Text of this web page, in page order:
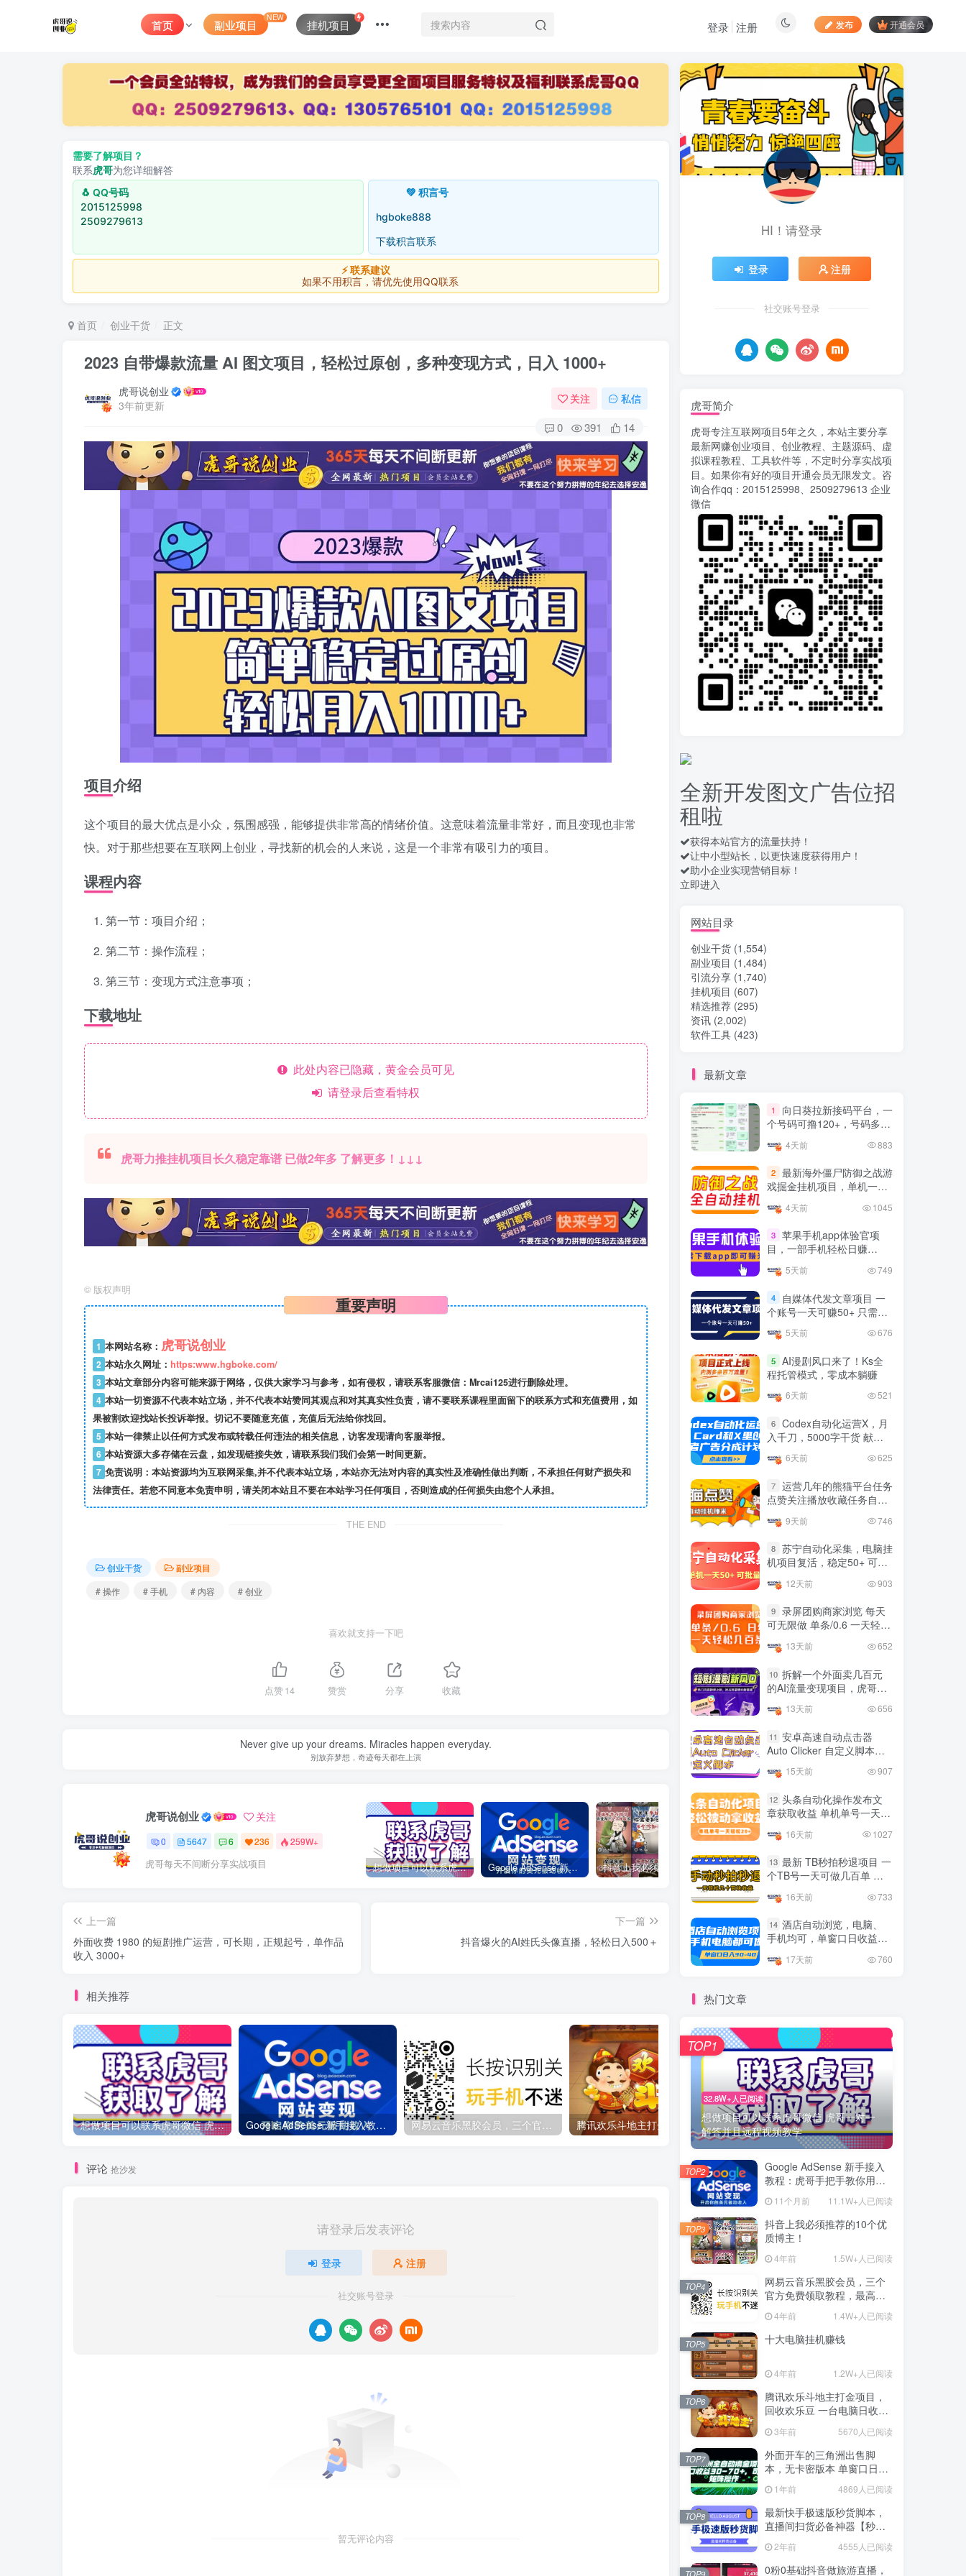
首页 副业项目
NEW
挂机项目 发布 开通会员
登录 注册
需要了解项目？
联系虎哥为您详细解答
🐧 QQ号码
2015125998
2509279613
💚 积言号
hgboke888
下载积言联系
⚡ 联系建议
如果不用积言，请优先使用QQ联系
首页 创业干货 正文
2023 自带爆款流量 AI 图文项目，轻松过原创，多种变现方式，日入 1000+
虎哥说创业
3年前更新
关注 私信
0 391 14
项目介绍
这个项目的最大优点是小众，氛围感强，能够提供非常高的情绪价值。这意味着流量非常好，而且变现也非常
快。对于那些想要在互联网上创业，寻找新的机会的人来说，这是一个非常有吸引力的项目。
课程内容
第一节：项目介绍；
第二节：操作流程；
第三节：变现方式注意事项；
下载地址
此处内容已隐藏，黄金会员可见
请登录后查看特权
虎哥力推挂机项目长久稳定靠谱 已做2年多 了解更多！↓↓↓
© 版权声明
重要声明
1 本网站名称： 虎哥说创业
2 本站永久网址： https:www.hgboke.com/
3 本站文章部分内容可能来源于网络，仅供大家学习与参考，如有侵权，请联系客服微信：Mrcai125进行删除处理。
4 本站一切资源不代表本站立场，并不代表本站赞同其观点和对其真实性负责，请不要联系课程里面留下的联系方式和充值费用，如
果被割欢迎找站长投诉举报。切记不要随意充值，充值后无法给你找回。
5 本站一律禁止以任何方式发布或转载任何违法的相关信息，访客发现请向客服举报。
6 本站资源大多存储在云盘，如发现链接失效，请联系我们我们会第一时间更新。
7 免责说明：本站资源均为互联网采集,并不代表本站立场，本站亦无法对内容的真实性及准确性做出判断，不承担任何财产损失和
法律责任。若您不同意本免责申明，请关闭本站且不要在本站学习任何项目，否则造成的任何损失由您个人承担。
THE END
创业干货
副业项目
# 操作
# 手机 # 内容 # 创业
喜欢就支持一下吧
点赞14 赞赏 分享 收藏
Never give up your dreams. Miracles happen everyday.
别放弃梦想，奇迹每天都在上演
虎哥说创业 关注
0 5647 6 236 259W+
虎哥每天不间断分享实战项目 想做项目可以联系虎哥微信 虎哥一对一解答并且远程视频教学 Google AdSense 新手接入教程：虎哥手把手教你用网站赚取美元收入 抖音上我必须推荐的10个优质博主！ 网易云音乐黑胶会员，三个官方免费领取教程，最高可领1年 十大电脑挂机赚钱
上一篇
外面收费 1980 的短剧推广运营，可长期，正规起号，单作品
收入 3000+
下一篇
抖音爆火的AI姓氏头像直播，轻松日入500＋
相关推荐
想做项目可以联系虎哥微信 虎哥一对一解答并且远程视频教学 Google AdSense 新手接入教程：虎哥手把手教你用网站赚取美元收入 腾讯欢乐斗地主打金项目，回收欢乐豆 一台电脑日收益500+
评论 抢沙发
请登录后发表评论
登录 注册
社交账号登录
暂无评论内容
最新文章
1 向日葵拉新接码平台，一
个号码可撸120+，号码多的
翻倍
4天前 883
2 最新海外僵尸防御之战游
戏掘金挂机项目，单机一天
150+
4天前
苹果手机app体验官项
50+的项目 只需动动手指下
载安装app即可获取高额收
个账号一天可赚50+ 只需动
5
AI漫剧风口来了！Ks全
入千刀，5000字干货 献给
喜欢出海的朋友
6天前 625
7
运营几年的熊猫平台任务
点赞关注播放收藏任务自动
量
746
8
苏宁自动化采集，电脑挂
机项目复活，稳定50+ 可批
量
12天前 903
9 录屏团购商家浏览 每天
可无限做 单条/0.6 一天轻松
几百条 每天日结 多做多得
13天前 652
10
拆解一个外面卖几百元
的AI流量变现项目，虎哥这
里免费分享操作玩法
13天前 656
12 头条自动化操作发布文
13 最新 TB秒拍秒退项目 一
个TB号一天可做几百单 单
热门文章
想做项目可以联系虎哥微信 虎哥一对一
解答并且远程视频教学
TOP1
Google AdSense 新手接入
教程：虎哥手把手教你用网
站赚取美元收入
TOP2
质博主！
4年前 1.5W+人已阅读
网易云音乐黑胶会员，三个
官方免费领取教程，最高可
领1年
4年前 1.4W+人已阅读
十大电脑挂机赚钱
4年前 1.2W+人已阅读
TOP5
腾讯欢乐斗地主打金项目，
回收欢乐豆 一台电脑日收益
500+
3年前 5670人已阅读
TOP6
外面开车的三角洲出售脚
本，无卡密版本 单窗口日收
益30-70+ 可批量操作
1年前 4869人已阅读
TOP7
最新快手极速版秒货脚本，
直播间扫货必备神器【秒货
2年前 4555人已阅读
TOP8
0粉0基础抖音做旅游直播，
30天带货250万GMV，纯利
10万，及经验
TOP9
国内最多电脑挂机赚钱项目
TOP10
友情链接申请联系虎哥
HI！请登录
登录 注册
社交账号登录
虎哥简介
虎哥专注互联网项目5年之久，本站主要分享
最新网赚创业项目、创业教程、主题源码、虚
拟课程教程、工具软件等，不定时分享实战项
目。如果你有好的项目开通会员无限发文。咨
询合作qq：2015125998、2509279613 企业
微信
全新开发图文广告位招
租啦
获得本站官方的流量扶持！
让中小型站长，以更快速度获得用户！
助小企业实现营销目标！
立即进入
网站目录
创业干货 (1,554)
副业项目 (1,484)
引流分享 (1,740)
挂机项目 (607)
精选推荐 (295)
资讯 (2,002)
软件工具 (423)
最新文章
1
向日葵拉新接码平台，一
个号码可撸120+，号码多的
4天前 883
2 最新海外僵尸防御之战游
戏掘金挂机项目，单机一天
4天前 1045
3 苹果手机app体验官项
目，一部手机轻松日赚
载安装app即可获取高额收
5天前 749
4
自媒体代发文章项目 一
个账号一天可赚50+ 只需动
5天前 676
5 AI漫剧风口来了！Ks全
程托管模式，零成本躺赚
6天前 521
6 Codex自动化运营X，月
入千刀，5000字干货 献给
6天前 625
7 运营几年的熊猫平台任务
点赞关注播放收藏任务自动
量
9天前 746
8 苏宁自动化采集，电脑挂
机项目复活，稳定50+ 可批
12天前 903
9 录屏团购商家浏览 每天
可无限做 单条/0.6 一天轻松
13天前 652
10 拆解一个外面卖几百元
的AI流量变现项目，虎哥这
13天前 656
11 安卓高速自动点击器
Auto Clicker 自定义脚本、
工具15天前 907
12 头条自动化操作发布文
章获取收益 单机单号一天下
16天前 1027
13 最新 TB秒拍秒退项目 一
个TB号一天可做几百单 单
16天前 733
14 酒店自动浏览，电脑、
手机均可，单窗口日收益30
17天前 760
热门文章
32.8W+人已阅读
想做项目可以联系虎哥微信 虎哥一对一
解答并且远程视频教学
TOP1
Google AdSense 新手接入
教程：虎哥手把手教你用网
站赚取美元收入
11个月前 11.1W+人已阅读
TOP2
抖音上我必须推荐的10个优
质博主！
4年前 1.5W+人已阅读
TOP3
网易云音乐黑胶会员，三个
官方免费领取教程，最高可
领1年
4年前 1.4W+人已阅读
TOP4
十大电脑挂机赚钱
4年前 1.2W+人已阅读
TOP5
腾讯欢乐斗地主打金项目，
回收欢乐豆 一台电脑日收益
3年前 5670人已阅读
TOP6
外面开车的三角洲出售脚
本，无卡密版本 单窗口日收
1年前 4869人已阅读
TOP7
最新快手极速版秒货脚本，
直播间扫货必备神器【秒货
2年前 4555人已阅读
TOP8
0粉0基础抖音做旅游直播，